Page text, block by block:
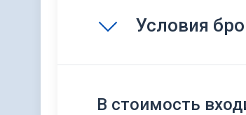
Условия
В стоимость